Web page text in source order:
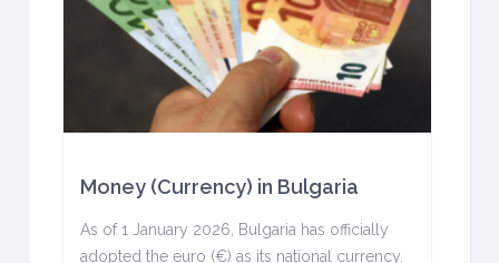
Money (Currency) in Bulgaria
As of 1 January 2026, Bulgaria has officially
adopted the euro (€) as its national currency.